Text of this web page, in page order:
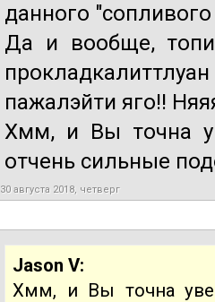
данного
Да и вообще,
пажалэйти яго!!
Хмм, и Вы точна
отчень сильные
30 августа 2018, четверг
Jason V:
Хмм, и Вы точна